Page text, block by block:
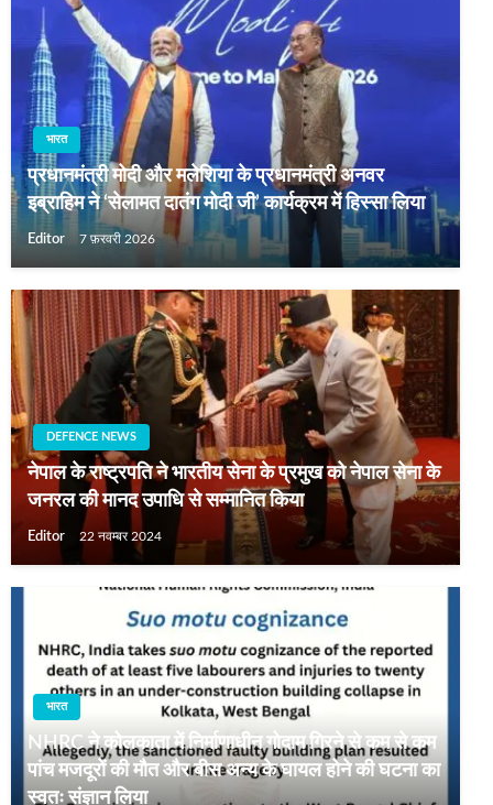
भारत
प्रधानमंत्री मोदी और मलेशिया के प्रधानमंत्री अनवर
इब्राहिम ने ‘सेलामत दातंग मोदी जी’ कार्यक्रम में हिस्सा लिया
Editor 7 फ़रवरी 2026
DEFENCE NEWS
नेपाल के राष्ट्रपति ने भारतीय सेना के प्रमुख को नेपाल सेना के
जनरल की मानद उपाधि से सम्मानित किया
Editor 22 नवम्बर 2024
भारत
NHRC ने कोलकाता में निर्माणाधीन गोदाम गिरने से कम से कम
पांच मजदूरों की मौत और बीस अन्य के घायल होने की घटना का
स्वतः संज्ञान लिया